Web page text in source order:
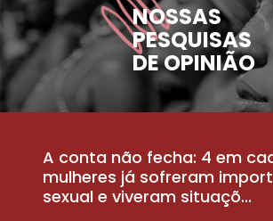
NOSSAS
PESQUISAS
DE OPINIÃO
A conta não fecha: 4 em
mulheres já sofreram
sexual e viveram situaçõ...